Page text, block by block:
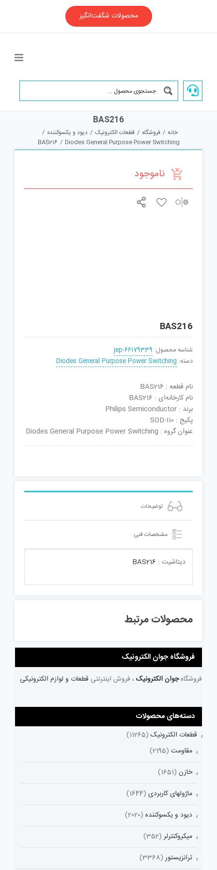
محصولات شگفت‌انگیز
BAS216
خانه / فروشگاه / قطعات الکترونیک / دیود و یکسوکننده /
Diodes General Purpose Power Switching
/
BAS216
ناموجود
BAS216
شناسه محصول: jep-66179339
دسته: Diodes General Purpose Power Switching
نام قطعه : BAS216
نام کارخانه‌ای : BAS216
برند : Philips Semiconductor
پکیج : SOD-110
عنوان گروه : Diodes General Purpose Power Switching
توضیحات
مشخصات فنی
دیتاشیت : BAS216
محصولات مرتبط
فروشگاه جوان الکترونیک
فروشگاهجوان الکترونیک ، فروش اینترنتی قطعات و لوازم الکترونیکی
دسته‌های محصولات
قطعات الکترونیک (11265)
مقاومت (2195)
خازن (1651)
ماژولهای کاربردی (1644)
دیود و یکسوکننده (2020)
میکروکنترلر (352)
ترانزیستور (3368)